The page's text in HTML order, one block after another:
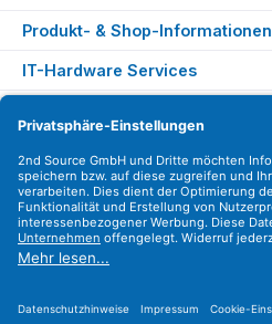
Produkt- & Shop-Informationen
IT-Hardware Services
Versandarten
Zahlungsarten
Sicher Einkaufen
Find us on